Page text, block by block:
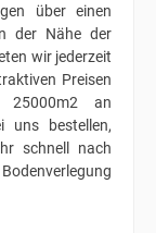
über einen
der Nähe der
wir jederzeit
Preisen
an
uns bestellen,
schnell nach